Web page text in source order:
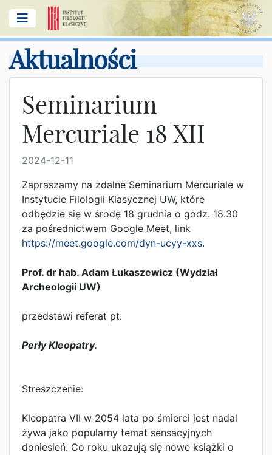
Aktualności
Seminarium
Mercuriale 18 XII
2024-12-11
Zapraszamy na zdalne Seminarium Mercuriale w
Instytucie Filologii Klasycznej UW, które
odbędzie się w środę 18 grudnia o godz. 18.30
za pośrednictwem Google Meet, link
https://meet.google.com/dyn-ucyy-xxs.
Prof. dr hab. Adam Łukaszewicz (Wydział
Archeologii UW)
przedstawi referat pt.
Perły Kleopatry.
Streszczenie:
Kleopatra VII w 2054 lata po śmierci jest nadal
żywa jako popularny temat sensacyjnych
doniesień. Co roku ukazują się nowe książki o